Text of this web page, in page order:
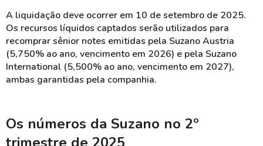
A liquidação deve ocorrer em 10 de setembro de 2025.
Os recursos líquidos captados serão utilizados para
recomprar sênior notes emitidas pela Suzano Austria
(5,750% ao ano, vencimento em 2026) e pela Suzano
International (5,500% ao ano, vencimento em 2027),
ambas garantidas pela companhia.
Os números da Suzano no 2º